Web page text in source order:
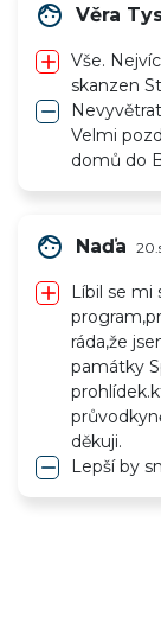
face Věra
add Vše.
skanzen
remove
Velmi
domů do
face Naďa
add
Líbil se
ráda,že
památky
děkuji.
remove Lepší by